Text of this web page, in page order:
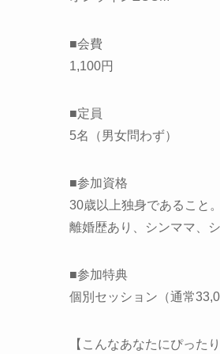
■会費
1,100円
■定員
5名（男女問わず）
■参加資格
30歳以上独身であること。
離婚歴あり、シンママ、
■参加特典
個別セッション（通常
【こんなあなたにぴったり